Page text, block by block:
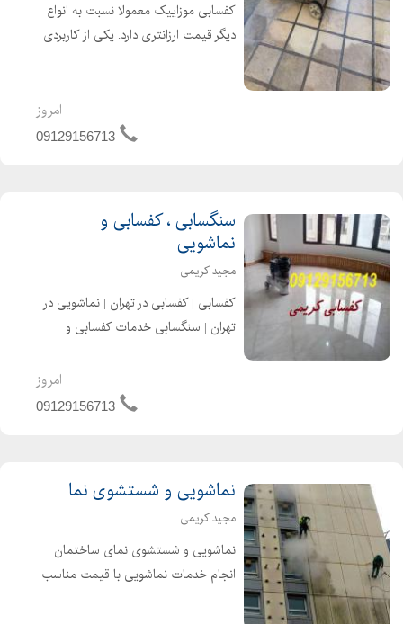
کفسابی موزاییک معمولا نسبت به انواع
دیگر قیمت ارزانتری دارد. یکی از کاربردی
امروز
09129156713
سنگسابی ، کفسابی و
نماشویی
مجید کریمی
کفسابی | کفسابی در تهران | نماشویی در
تهران | سنگسابی خدمات کفسابی و
: سنگ مرمر ، سنگ گرانیت ، سنگ گوهره
، سنگ دهبید ، کفسابی سرامیک ، بتن و
امروز
09129156713
نماشویی و شستشوی نما
مجید کریمی
نماشویی و شستشوی نمای ساختمان
انجام خدمات نماشویی با قیمت مناسب